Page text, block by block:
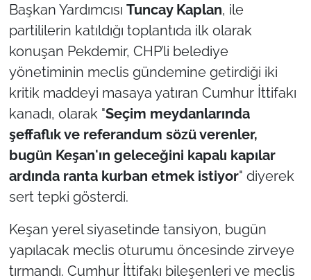
Başkan Yardımcısı Tuncay Kaplan, ile
partililerin katıldığı toplantıda ilk olarak
konuşan Pekdemir, CHP’li belediye
yönetiminin meclis gündemine getirdiği iki
kritik maddeyi masaya yatıran Cumhur İttifakı
kanadı, olarak "Seçim meydanlarında
şeffaflık ve referandum sözü verenler,
bugün Keşan'ın geleceğini kapalı kapılar
ardında ranta kurban etmek istiyor" diyerek
sert tepki gösterdi.
Keşan yerel siyasetinde tansiyon, bugün
yapılacak meclis oturumu öncesinde zirveye
tırmandı. Cumhur İttifakı bileşenleri ve meclis
Bilim Teknoloji
English News
Canlı Maç
Finans
Genel-A
Gündem-Eğitim